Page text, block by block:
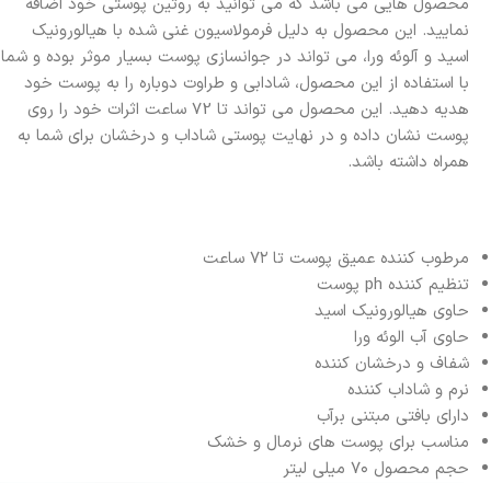
نمایید. این محصول به دلیل فرمولاسیون غنی شده با هیالورونیک
اسید و آلوئه ورا، می تواند در جوانسازی پوست بسیار موثر بوده و شما
با استفاده از این محصول، شادابی و طراوت دوباره را به پوست خود
هدیه دهید. این محصول می تواند تا 72 ساعت اثرات خود را روی
پوست نشان داده و در نهایت پوستی شاداب و درخشان برای شما به
همراه داشته باشد.
مرطوب کننده عمیق پوست تا ۷۲ ساعت
تنظیم کننده ph پوست
حاوی هیالورونیک اسید
حاوی آب الوئه ورا
شفاف و درخشان کننده
نرم و شاداب کننده
دارای بافتی مبتنی برآب
مناسب برای پوست های نرمال و خشک
حجم محصول ۷۰ میلی لیتر